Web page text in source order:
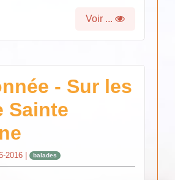
Voir ...
- Sur les
Sainte
2016 | balades